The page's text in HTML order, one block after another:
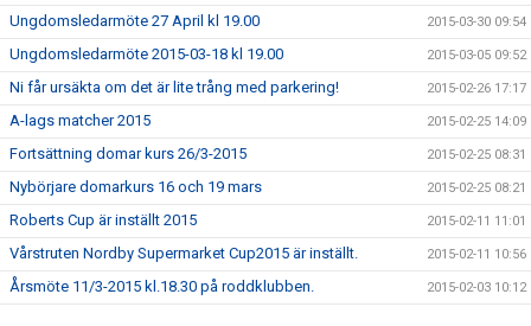
Ungdomsledarmöte 27 April kl 19.00 2015-03-30 09:54
Ungdomsledarmöte 2015-03-18 kl 19.00 2015-03-05 09:52
Ni får ursäkta om det är lite trång med parkering! 2015-02-26 17:17
A-lags matcher 2015 2015-02-25 14:09
Fortsättning domar kurs 26/3-2015 2015-02-25 08:31
Nybörjare domarkurs 16 och 19 mars 2015-02-25 08:21
Roberts Cup är inställt 2015 2015-02-11 11:01
Vårstruten Nordby Supermarket Cup2015 är inställt. 2015-02-11 10:56
Årsmöte 11/3-2015 kl.18.30 på roddklubben. 2015-02-03 10:12